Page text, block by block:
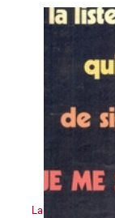
La bataille pour la